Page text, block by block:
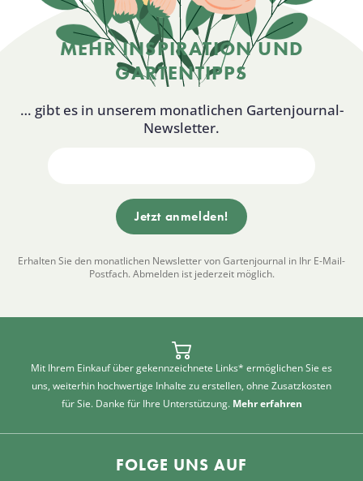
MEHR INSPIRATION UND
GARTENTIPPS
… gibt es in unserem monatlichen Gartenjournal-
Newsletter.
Erhalten Sie den monatlichen Newsletter von Gartenjournal in Ihr E-Mail-
Postfach. Abmelden ist jederzeit möglich.
Mit Ihrem Einkauf über gekennzeichnete Links* ermöglichen Sie es
uns, weiterhin hochwertige Inhalte zu erstellen, ohne Zusatzkosten
für Sie. Danke für Ihre Unterstützung. Mehr erfahren
FOLGE UNS AUF